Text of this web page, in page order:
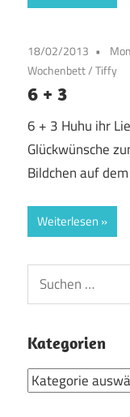
18/02/2013
Wochenbett/Tiffy
6 + 3
6 + 3 Huhu ihr
Glückwünsche
Bildchen auf dem
Weiterlesen
Suchen
nach:
Kategorien
Kategorien